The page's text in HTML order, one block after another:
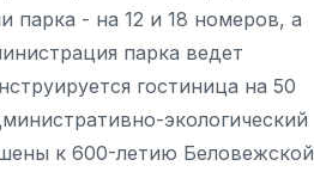
парка - на 12 и 18 номеров, а
парка ведет
гостиница на 50
экологический
к 600-летию Беловежской